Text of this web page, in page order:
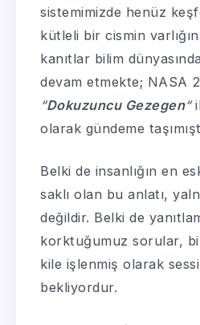
sistemimizde henüz
kütleli bir cismin
kanıtlar bilim
devam etmekte; NASA
“Dokuzuncu Gezegen“
olarak gündeme
Belki de insanlığın en
saklı olan bu anlatı,
değildir. Belki de
korktuğumuz sorular,
kile işlenmiş olarak
bekliyordur.